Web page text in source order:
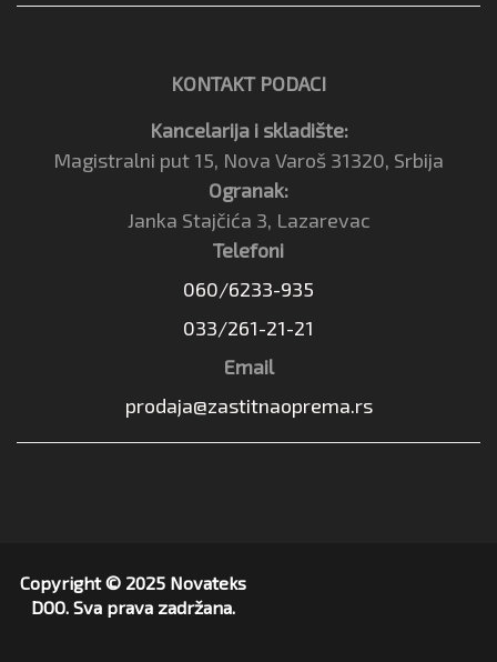
KONTAKT PODACI
Kancelarija i skladište:
Magistralni put 15, Nova Varoš 31320, Srbija
Ogranak:
Janka Stajčića 3, Lazarevac
Telefoni
060/6233-935
033/261-21-21
Email
prodaja@zastitnaoprema.rs
Copyright © 2025 Novateks
DOO. Sva prava zadržana.